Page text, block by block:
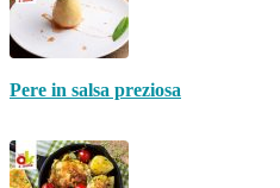
Pere in salsa preziosa